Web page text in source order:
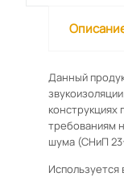
Данный
конструкциях
требованиям
шума (СНиП
Используется